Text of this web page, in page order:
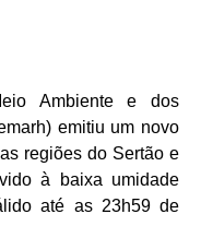
Ambiente e dos
emitiu um novo
regiões do Sertão e
à baixa umidade
até as 23h59 de